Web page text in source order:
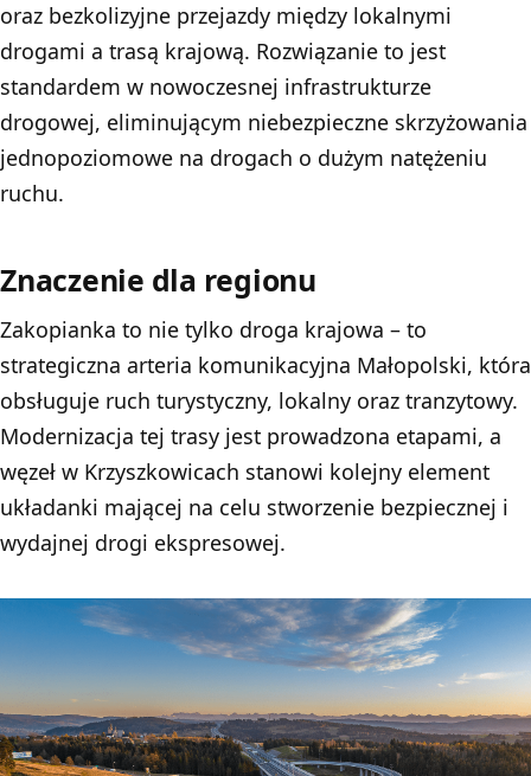
oraz bezkolizyjne przejazdy między lokalnymi
drogami a trasą krajową. Rozwiązanie to jest
standardem w nowoczesnej infrastrukturze
drogowej, eliminującym niebezpieczne skrzyżowania
jednopoziomowe na drogach o dużym natężeniu
ruchu.
Znaczenie dla regionu
Zakopianka to nie tylko droga krajowa – to
strategiczna arteria komunikacyjna Małopolski, która
obsługuje ruch turystyczny, lokalny oraz tranzytowy.
Modernizacja tej trasy jest prowadzona etapami, a
węzeł w Krzyszkowicach stanowi kolejny element
układanki mającej na celu stworzenie bezpiecznej i
wydajnej drogi ekspresowej.